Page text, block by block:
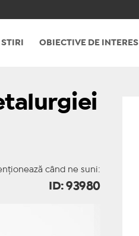
STIRI OBIECTIVE DE INTERES
când ne suni:
ID: 93980